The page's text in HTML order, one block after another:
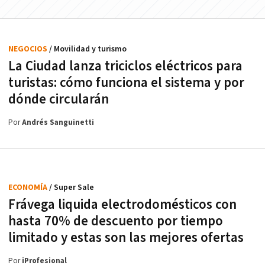
La Ciudad lanza triciclos eléctricos para
turistas: cómo funciona el sistema y por
dónde circularán
NEGOCIOS / Movilidad y turismo
PorAndrés Sanguinetti
Frávega liquida electrodomésticos con
hasta 70% de descuento por tiempo
limitado y estas son las mejores ofertas
ECONOMÍA/ Super Sale
PoriProfesional